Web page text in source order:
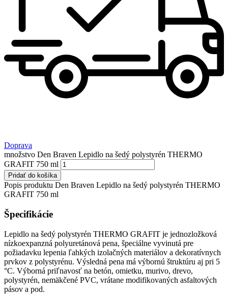
Doprava
množstvo Den Braven Lepidlo na šedý polystyrén THERMO
GRAFIT 750 ml
Pridať do košíka
Popis produktu Den Braven Lepidlo na šedý polystyrén THERMO
GRAFIT 750 ml
Špecifikácie
Lepidlo na šedý polystyrén THERMO GRAFIT je jednozložková
nízkoexpanzná polyuretánová pena, špeciálne vyvinutá pre
požiadavku lepenia ľahkých izolačných materiálov a dekoratívnych
prvkov z polystyrénu. Výsledná pena má výbornú štruktúru aj pri 5
°C. Výborná priľnavosť na betón, omietku, murivo, drevo,
polystyrén, nemäkčené PVC, vrátane modifikovaných asfaltových
pásov a pod.